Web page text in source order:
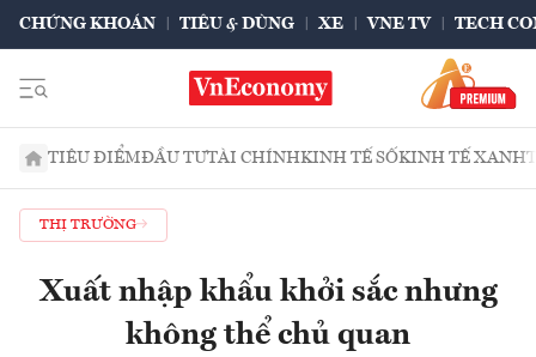
CHỨNG KHOÁN TIÊU & DÙNG XE VNE TV TECH
TIÊU ĐIỂMĐẦU TƯTÀI CHÍNHKINH TẾ SỐKINH TẾ XANH
THỊ TRƯỜNG
Xuất nhập khẩu khởi sắc nhưng
không thể chủ quan